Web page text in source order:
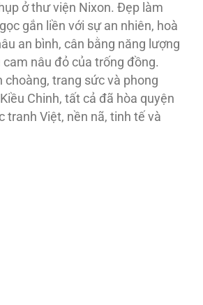
ở thư viện Nixon. Đẹp làm
gắn liền với sự an nhiên, hoà
an bình, cân bằng năng lượng
cam nâu đỏ của trống đồng.
choàng, trang sức và phong
Chinh, tất cả đã hòa quyện
tranh Việt, nền nã, tinh tế và